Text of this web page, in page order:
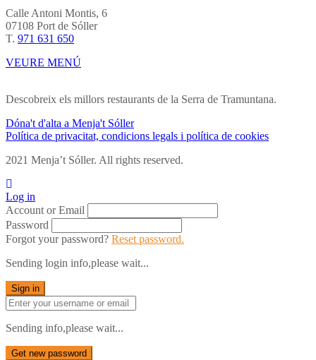
Calle Antoni Montis, 6
07108 Port de Sóller
T. 971 631 650
VEURE MENÚ
Descobreix els millors restaurants de la Serra de Tramuntana.
Dóna't d'alta a Menja't Sóller
Política de privacitat, condicions legals i política de cookies
2021 Menja’t Sóller. All rights reserved.
Log in
Account or Email
Password
Forgot your password? Reset password.
Sending login info,please wait...
Sign in
Sending info,please wait...
Get new password